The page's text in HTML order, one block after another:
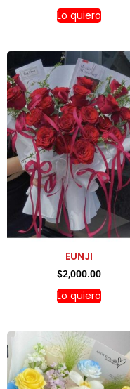
Lo quiero
EUNJI
$2,000.00
Lo quiero